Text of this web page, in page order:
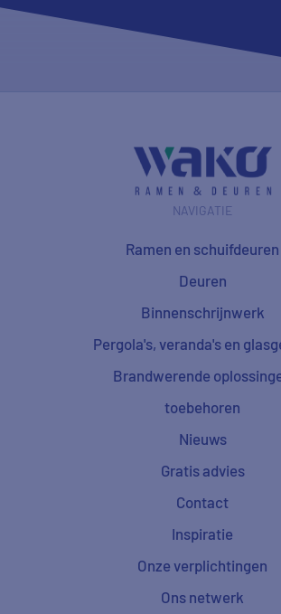
NAVIGATIE
Ramen en schuifdeuren
Deuren
Binnenschrijnwerk
Pergola's, veranda's en
Brandwerende
toebehoren
Nieuws
Gratis advies
Contact
Inspiratie
Onze verplichtingen
Ons netwerk